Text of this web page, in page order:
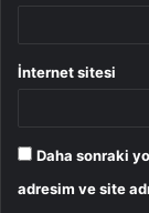
İnternet sitesi
Daha sonraki
adresim ve site